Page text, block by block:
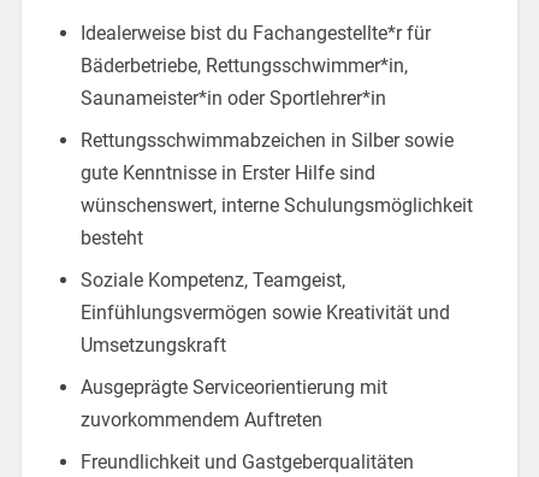
Idealerweise bist du Fachangestellte*r für
Bäderbetriebe, Rettungsschwimmer*in,
Saunameister*in oder Sportlehrer*in
Rettungsschwimmabzeichen in Silber sowie
gute Kenntnisse in Erster Hilfe sind
wünschenswert, interne Schulungsmöglichkeit
besteht
Soziale Kompetenz, Teamgeist,
Einfühlungsvermögen sowie Kreativität und
Umsetzungskraft
Ausgeprägte Serviceorientierung mit
zuvorkommendem Auftreten
Freundlichkeit und Gastgeberqualitäten